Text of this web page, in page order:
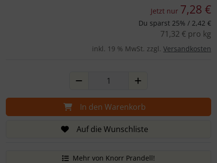
Jetzt nur 7,28 €
Du sparst 25% / 2,42 €
71,32 € pro kg
inkl. 19 % MwSt. zzgl. Versandkosten
In den Warenkorb
Auf die Wunschliste
Mehr von Knorr Prandell!